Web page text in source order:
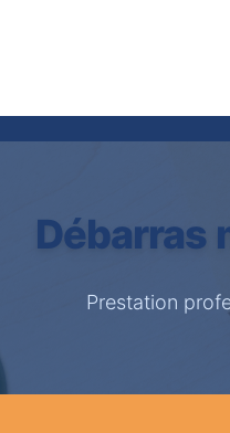
Débarras
Prestation